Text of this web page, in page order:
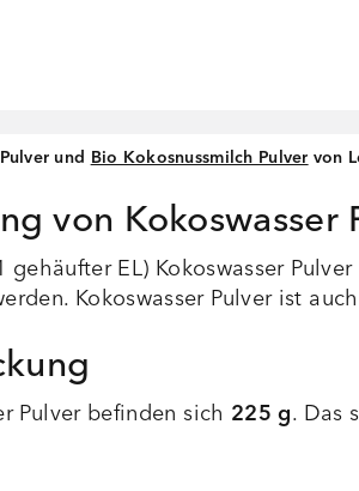
undBio Kokosnussmilch Pulvervon
von Kokoswasser
gehäufter EL) Kokoswasser
Kokoswasser Pulver ist
Pulver befinden sich 225 g. Das